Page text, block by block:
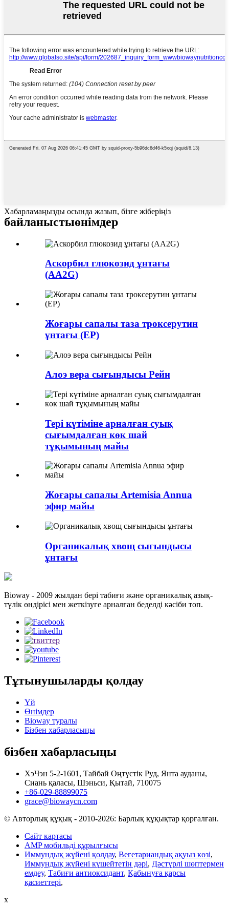
Хабарламаңызды осында жазып, бізге жіберіңіз
байланыстыөнімдер
Аскорбил глюкозид ұнтағы
(AA2G)
Жоғары сапалы таза троксерутин
ұнтағы (EP)
Алоэ вера сығындысы Рейн
Тері күтіміне арналған суық
сығымдалған көк шай
тұқымының майы
Жоғары сапалы Artemisia Annua
эфир майы
Органикалық хвощ сығындысы
ұнтағы
Bioway - 2009 жылдан бері табиғи және органикалық азық-
түлік өндірісі мен жеткізуге арналған беделді кәсіби топ.
Тұтынушыларды қолдау
Үй
Өнімдер
Bioway туралы
Бізбен хабарласыңы
бізбен хабарласыңы
ХэЧэн 5-2-1601, Тайбай Оңтүстік Руд, Янта ауданы,
Сиань қаласы, Шэньси, Қытай, 710075
+86-029-88899075
grace@biowaycn.com
© Авторлық құқық - 2010-2026: Барлық құқықтар қорғалған.
Сайт картасы
AMP мобильді құрылғысы
Иммундық жүйені қолдау, Вегетариандық ақуыз көзі,
Иммундық жүйені күшейтетін дәрі, Дәстүрлі шөптермен
емдеу, Табиғи антиоксидант, Қабынуға қарсы
қасиеттері,
x